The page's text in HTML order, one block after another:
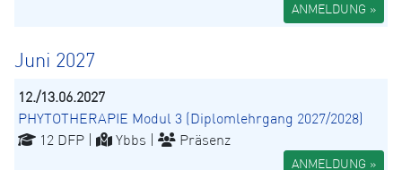
ANMELDUNG »
Juni 2027
12./13.06.2027
PHYTOTHERAPIE Modul 3 (Diplomlehrgang 2027/2028)
12 DFP |
Ybbs | Präsenz
ANMELDUNG »